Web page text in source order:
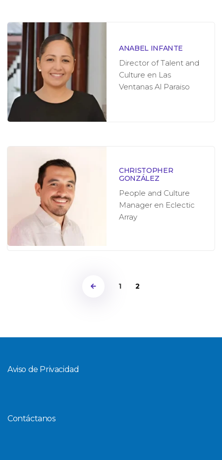
ANABEL INFANTE
Director of Talent and
Culture en Las
Ventanas Al Paraiso
CHRISTOPHER
GONZÁLEZ
People and Culture
Manager en Eclectic
Array
1 2
Aviso de Privacidad
Contáctanos